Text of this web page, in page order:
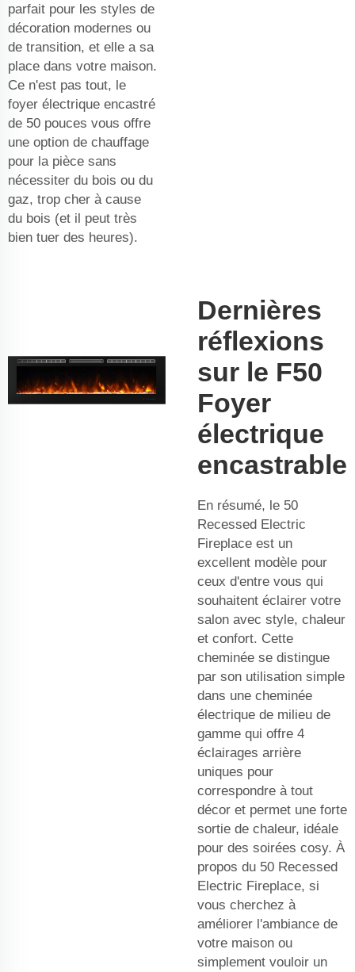
parfait pour les styles de
décoration modernes ou
de transition, et elle a sa
place dans votre maison.
Ce n'est pas tout, le
foyer électrique encastré
de 50 pouces vous offre
une option de chauffage
pour la pièce sans
nécessiter du bois ou du
gaz, trop cher à cause
du bois (et il peut très
bien tuer des heures).
Dernières
réflexions
sur le F50
Foyer
électrique
encastrable
En résumé, le 50
Recessed Electric
Fireplace est un
excellent modèle pour
ceux d'entre vous qui
souhaitent éclairer votre
salon avec style, chaleur
et confort. Cette
cheminée se distingue
par son utilisation simple
dans une cheminée
électrique de milieu de
gamme qui offre 4
éclairages arrière
uniques pour
correspondre à tout
décor et permet une forte
sortie de chaleur, idéale
pour des soirées cosy. À
propos du 50 Recessed
Electric Fireplace, si
vous cherchez à
améliorer l'ambiance de
votre maison ou
simplement vouloir un